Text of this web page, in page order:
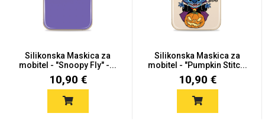
Silikonska Maskica za
mobitel - "Snoopy Fly" -...
10,90 €
Silikonska Maskica za
mobitel - "Pumpkin Stitc...
10,90 €
Love motivi I Need Some Space